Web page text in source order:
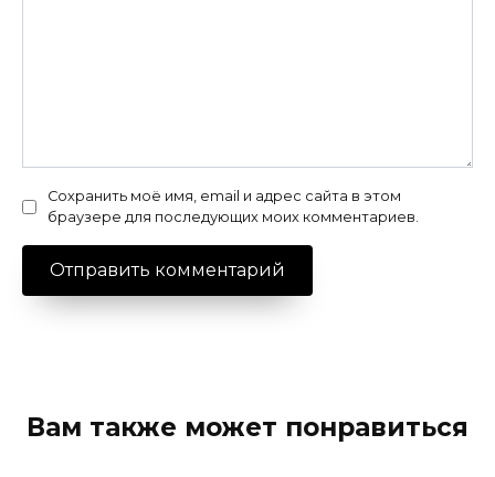
Сохранить моё имя, email и адрес сайта в этом
браузере для последующих моих комментариев.
Вам также может понравиться